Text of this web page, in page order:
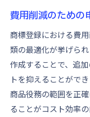
費用削減のための
商標登録における費
類の最適化が挙げら
作成することで、追
トを抑えることがで
商品役務の範囲を正
ることがコスト効率